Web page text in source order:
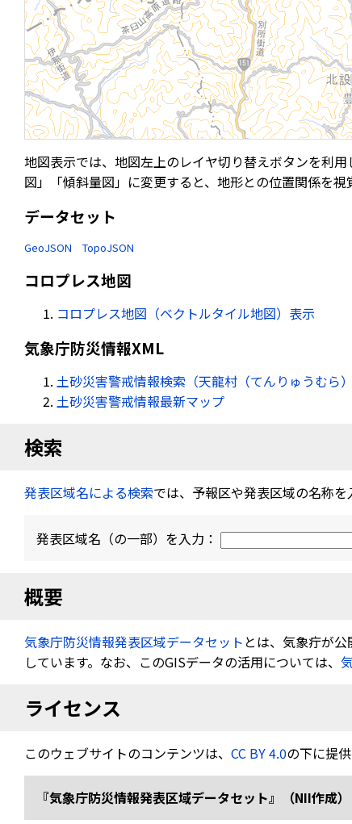
地図表示では、地図左上のレイヤ切り替えボタンを利
図」「傾斜量図」に変更すると、地形との位置関係を視
データセット
GeoJSON TopoJSON
コロプレス地図
コロプレス地図（ベクトルタイル地図）表示
気象庁防災情報XML
土砂災害警戒情報検索（天龍村（てんりゅうむら
土砂災害警戒情報最新マップ
検索
発表区域名による検索では、予報区や発表区域の名称を
発表区域名（の一部）を入力：
概要
気象庁防災情報発表区域データセット とは、気象疔が
しています。なお、このGISデータの活用については、
ライセンス
このウェブサイトのコンテンツは、 CC BY 4.0の下に提
『気象庁防災情報発表区域データセット』（NII作成